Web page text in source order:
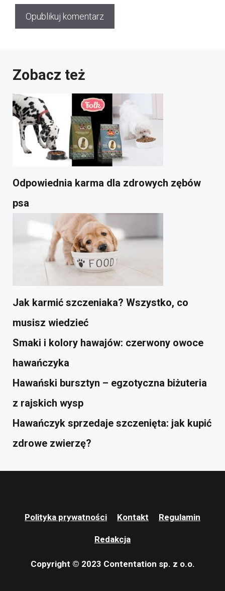
Zobacz też
Odpowiednia karma dla zdrowych zębów
psa
Jak karmić szczeniaka? Wszystko, co
musisz wiedzieć
Smaki i kolory hawajów: czerwony owoce
hawańczyka
Hawański bursztyn – egzotyczna biżuteria
z rajskich wysp
Hawańczyk sprzedaje szczenięta: jak kupić
zdrowe zwierzę?
Polityka prywatności Kontakt Regulamin
Redakcja
Copyright © 2023 Contentation sp. z o.o.